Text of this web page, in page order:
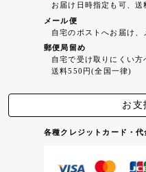
お届け日時指定も可、
メール便
自宅のポストへお届け、
郵便局留め
自宅で受け取りにくい方
送料550円(全国一律)
お支
各種クレジットカード・